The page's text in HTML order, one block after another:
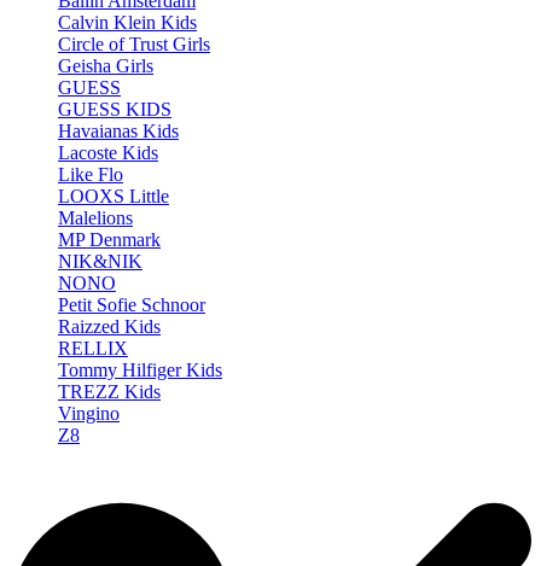
Calvin Klein Kids
Circle of Trust Girls
Geisha Girls
GUESS
GUESS KIDS
Havaianas Kids
Lacoste Kids
Like Flo
LOOXS Little
Malelions
MP Denmark
NIK&NIK
NONO
Petit Sofie Schnoor
Raizzed Kids
RELLIX
Tommy Hilfiger Kids
TREZZ Kids
Vingino
Z8